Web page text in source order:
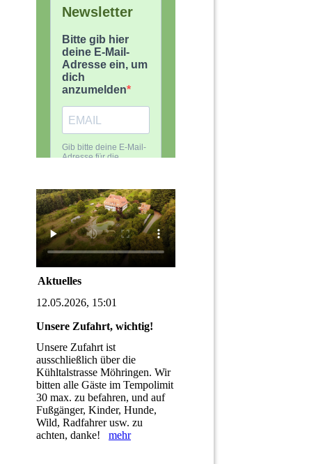
Aktuelles
12.05.2026, 15:01
Unsere Zufahrt, wichtig!
Unsere Zufahrt ist
ausschließlich über die
Kühltalstrasse Möhringen. Wir
bitten alle Gäste im Tempolimit
30 max. zu befahren, und auf
Fußgänger, Kinder, Hunde,
Wild, Radfahrer usw. zu
achten, danke! mehr